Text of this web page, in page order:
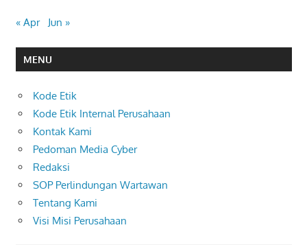
« Apr Jun »
MENU
Kode Etik
Kode Etik Internal Perusahaan
Kontak Kami
Pedoman Media Cyber
Redaksi
SOP Perlindungan Wartawan
Tentang Kami
Visi Misi Perusahaan